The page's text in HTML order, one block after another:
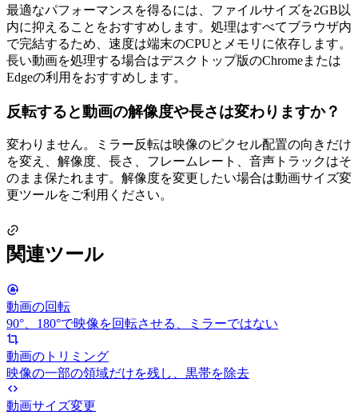
最適なパフォーマンスを得るには、ファイルサイズを2GB以
内に抑えることをおすすめします。処理はすべてブラウザ内
で完結するため、速度は端末のCPUとメモリに依存します。
長い動画を処理する場合はデスクトップ版のChromeまたは
Edgeの利用をおすすめします。
反転すると動画の解像度や長さは変わりますか？
変わりません。ミラー反転は映像のピクセル配置の向きだけ
を変え、解像度、長さ、フレームレート、音声トラックはそ
のまま保たれます。解像度を変更したい場合は動画サイズ変
更ツールをご利用ください。
関連ツール
動画の回転
90°、180°で映像を回転させる、ミラーではない
動画のトリミング
映像の一部の領域だけを残し、黒帯を除去
動画サイズ変更